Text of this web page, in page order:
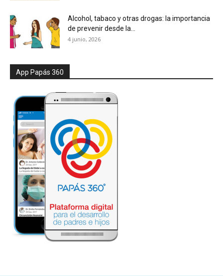
Alcohol, tabaco y otras drogas: la importancia
de prevenir desde la...
4 junio, 2026
App Papás 360